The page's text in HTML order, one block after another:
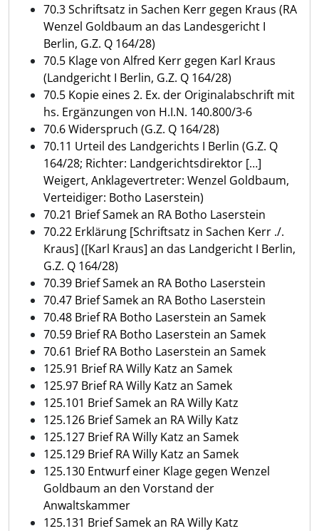
70.3 Schriftsatz in Sachen Kerr gegen Kraus (RA
Wenzel Goldbaum an das Landesgericht I
Berlin, G.Z. Q 164/28)
70.5 Klage von Alfred Kerr gegen Karl Kraus
(Landgericht I Berlin, G.Z. Q 164/28)
70.5 Kopie eines 2. Ex. der Originalabschrift mit
hs. Ergänzungen von H.I.N. 140.800/3-6
70.6 Widerspruch (G.Z. Q 164/28)
70.11 Urteil des Landgerichts I Berlin (G.Z. Q
164/28; Richter: Landgerichtsdirektor […]
Weigert, Anklagevertreter: Wenzel Goldbaum,
Verteidiger: Botho Laserstein)
70.21 Brief Samek an RA Botho Laserstein
70.22 Erklärung [Schriftsatz in Sachen Kerr ./.
Kraus] ([Karl Kraus] an das Landgericht I Berlin,
G.Z. Q 164/28)
70.39 Brief Samek an RA Botho Laserstein
70.47 Brief Samek an RA Botho Laserstein
70.48 Brief RA Botho Laserstein an Samek
70.59 Brief RA Botho Laserstein an Samek
70.61 Brief RA Botho Laserstein an Samek
125.91 Brief RA Willy Katz an Samek
125.97 Brief RA Willy Katz an Samek
125.101 Brief Samek an RA Willy Katz
125.126 Brief Samek an RA Willy Katz
125.127 Brief RA Willy Katz an Samek
125.129 Brief RA Willy Katz an Samek
125.130 Entwurf einer Klage gegen Wenzel
Goldbaum an den Vorstand der
Anwaltskammer
125.131 Brief Samek an RA Willy Katz